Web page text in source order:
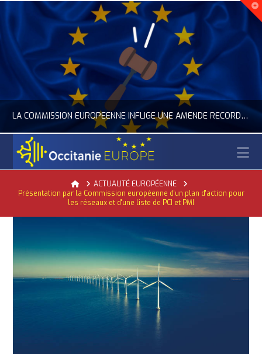
LA COMMISSION EUROPÉENNE INFLIGE UNE AMENDE RECORD À GOOGLE
D’OCCITANIE EUROPE, NUMÉRIQUE- DIGITAL ACTUALITÉ DE L'UNION EUROPÉENNE, ACTUALITÉ DE LA
HomeACTUALITÉ EUROPÉENNE
Présentation par la Commission européenne d'un plan d'action pour
les réseaux et d'une liste de PCI et PMI